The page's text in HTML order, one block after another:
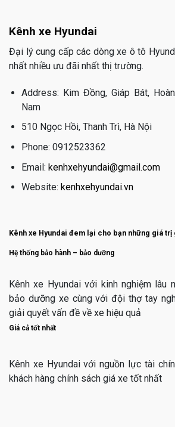
Kênh xe Hyundai
Đại lý cung cấp các dòng xe ô tô
nhất nhiều ưu đãi nhất thị trường.
Address: Kim Đồng, Giáp Bát,
Nam
510 Ngọc Hồi, Thanh Trì, Hà Nội
Phone: 0912523362
Email: kenhxehyundai@gmail.com
Website: kenhxehyundai.vn
Kênh xe Hyundai đem lại cho bạn những giá trị
Hệ thống bảo hành – bảo dưỡng
Kênh xe Hyundai với kinh nghiệm lâu
bảo dưỡng xe cùng với đội thợ tay
giải quyết vấn đề về xe hiệu quả
Giá cả tốt nhất
Kênh xe Hyundai với nguồn lực tài
khách hàng chính sách giá xe tốt nhất